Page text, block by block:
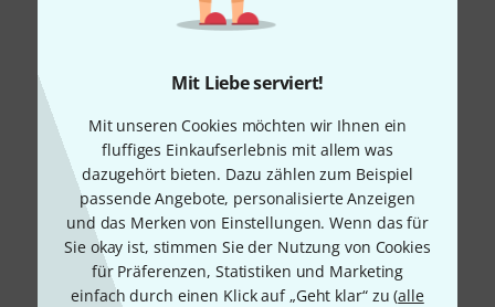
Mit Liebe serviert!
Mit unseren Cookies möchten wir Ihnen ein
fluffiges Einkaufserlebnis mit allem was
dazugehört bieten. Dazu zählen zum Beispiel
passende Angebote, personalisierte Anzeigen
und das Merken von Einstellungen. Wenn das für
Sie okay ist, stimmen Sie der Nutzung von Cookies
für Präferenzen, Statistiken und Marketing
einfach durch einen Klick auf „Geht klar“ zu (alle